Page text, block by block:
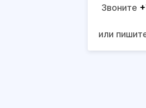
Звоните
или